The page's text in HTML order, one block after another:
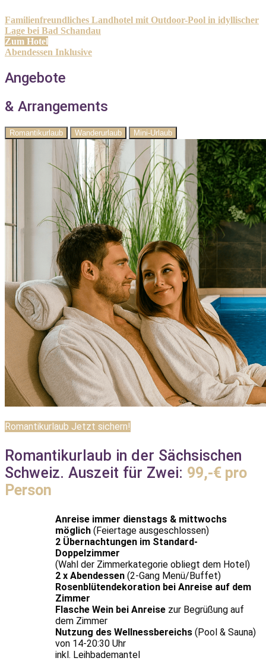
Familienfreundliches Landhotel mit Outdoor-Pool in idyllischer
Lage bei Bad Schandau
Zum Hotel
Abendessen Inklusive
Angebote
& Arrangements
Romantikurlaub Wanderurlaub Mini-Urlaub
Romantikurlaub Jetzt sichern!
Romantikurlaub in der Sächsischen
Schweiz. Auszeit für Zwei: 99,-€ pro
Person
Anreise immer dienstags & mittwochs
möglich(Feiertage ausgeschlossen)
2 Übernachtungen im Standard-
Doppelzimmer
(Wahl der Zimmerkategorie obliegt dem Hotel)
2 x Abendessen(2-Gang Menü/Buffet)
Rosenblütendekoration bei Anreise auf dem
Zimmer
Flasche Wein bei Anreisezur Begrüßung auf
dem Zimmer
Nutzung des Wellnessbereichs(Pool & Sauna)
von 14-20:30 Uhr
inkl. Leihbademantel